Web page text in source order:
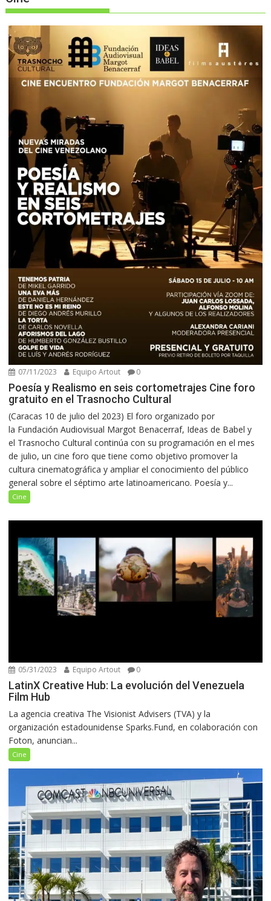
07/11/2023 Equipo Artout 0
Poesía y Realismo en seis cortometrajes Cine foro
gratuito en el Trasnocho Cultural
(Caracas 10 de julio del 2023) El foro organizado por
la Fundación Audiovisual Margot Benacerraf, Ideas de Babel y
el Trasnocho Cultural continúa con su programación en el mes
de julio, un cine foro que tiene como objetivo promover la
cultura cinematográfica y ampliar el conocimiento del público
general sobre el séptimo arte latinoamericano. Poesía y...
Cine
05/31/2023 Equipo Artout 0
LatinX Creative Hub: La evolución del Venezuela
Film Hub
La agencia creativa The Visionist Advisers (TVA) y la
organización estadounidense Sparks.Fund, en colaboración con
Foton, anuncian...
Cine